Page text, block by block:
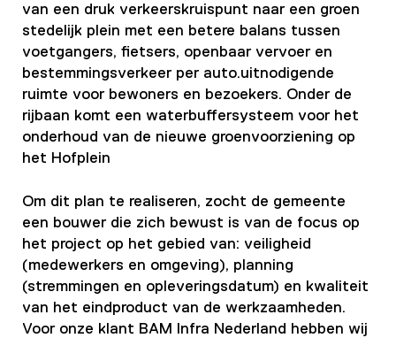
van een druk verkeerskruispunt naar een groen
stedelijk plein met een betere balans tussen
voetgangers, fietsers, openbaar vervoeren
bestemmingsverkeer per auto.uitnodigende
ruimte voor bewoners en bezoekers. Onder de
rijbaan komt een waterbuffersysteem voor het
onderhoud van de nieuwe groenvoorziening op
het Hofplein
Om dit plan te realiseren, zocht de gemeente
een bouwer die zich bewust is van de focus op
het project op het gebied van: veiligheid
(medewerkers en omgeving), planning
(stremmingen en opleveringsdatum) en kwaliteit
van het eindproduct van de werkzaamheden.
Voor onze klant BAM
Infra Nederland hebben wij